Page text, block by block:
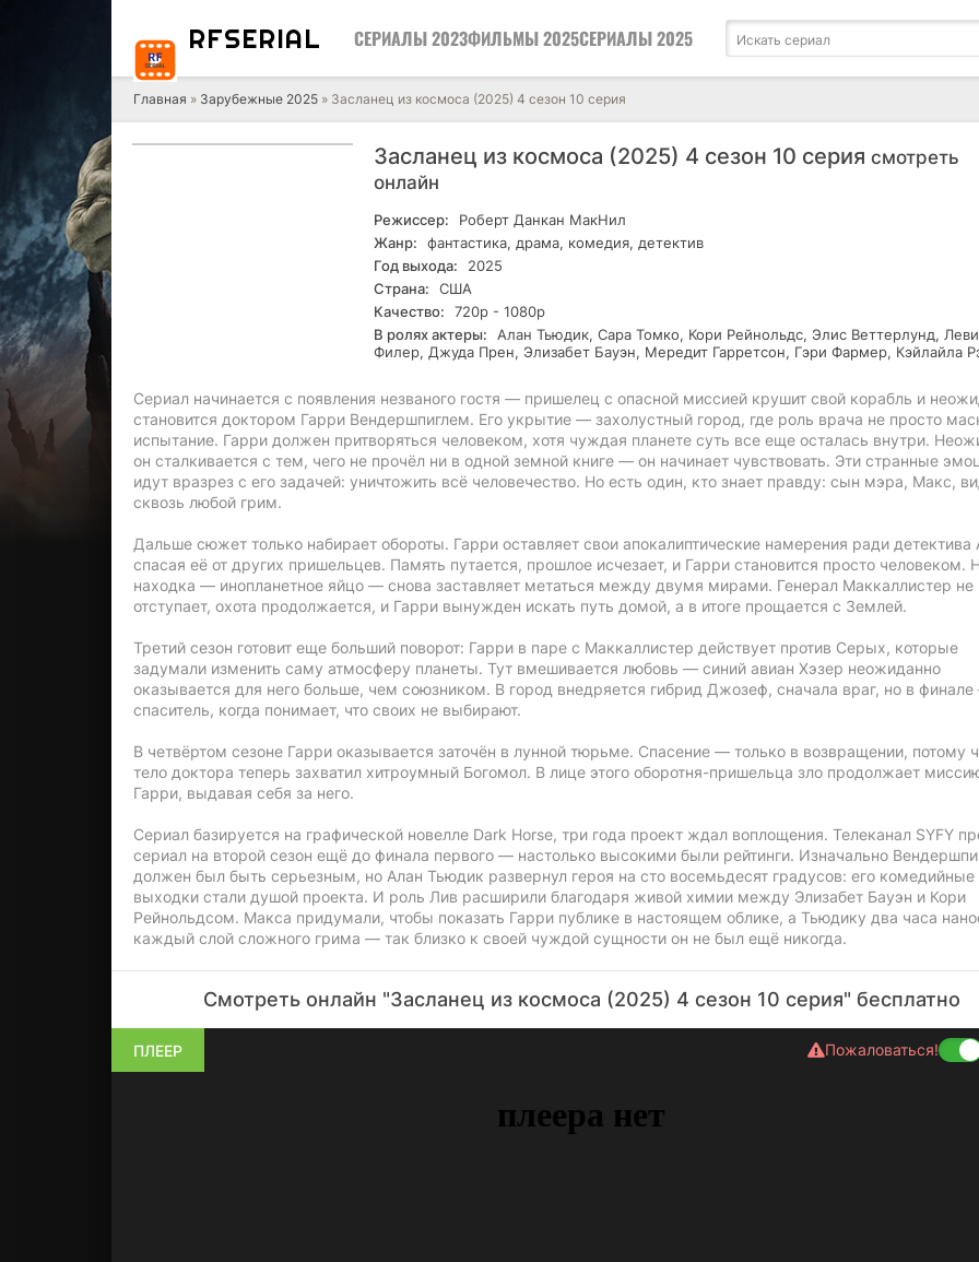
RFSERIAL СЕРИАЛЫ 2023ФИЛЬМЫ 2025СЕРИАЛЫ 2025
Главная » Зарубежные 2025 » Засланец из космоса (2025) 4 сезон 10 серия
Засланец из космоса (2025) 4 сезон 10 серия смотреть
онлайн
Режиссер:
Роберт Данкан МакНил
Жанр:
фантастика, драма, комедия, детектив
Год выхода:
2025
Страна:
США
Качество:
720р - 1080р
В ролях актеры:
Алан Тьюдик, Сара Томко, Кори Рейнольдс, Элис Веттерлунд, Леви
Филер, Джуда Прен, Элизабет Бауэн, Мередит Гарретсон, Гэри Фармер, Кэйлайла
Сериал начинается с появления незваного гостя — пришелец с опасной миссией крушит свой корабль и
становится доктором Гарри Вендершпиглем. Его укрытие — захолустный город, где роль врача не просто
испытание. Гарри должен притворяться человеком, хотя чуждая планете суть все еще осталась внутри.
он сталкивается с тем, чего не прочёл ни в одной земной книге — он начинает чувствовать. Эти странные
идут вразрез с его задачей: уничтожить всё человечество. Но есть один, кто знает правду: сын мэра, Макс,
сквозь любой грим.
Дальше сюжет только набирает обороты. Гарри оставляет свои апокалиптические намерения ради детектива
спасая её от других пришельцев. Память путается, прошлое исчезает, и Гарри становится просто человеком.
находка — инопланетное яйцо — снова заставляет метаться между двумя мирами. Генерал Маккаллистер не
отступает, охота продолжается, и Гарри вынужден искать путь домой, а в итоге прощается с Землей.
Третий сезон готовит еще больший поворот: Гарри в паре с Маккаллистер действует против Серых, которые
задумали изменить саму атмосферу планеты. Тут вмешивается любовь — синий авиан Хэзер неожиданно
оказывается для него больше, чем союзником. В город внедряется гибрид Джозеф, сначала враг, но в
спаситель, когда понимает, что своих не выбирают.
В четвёртом сезоне Гарри оказывается заточён в лунной тюрьме. Спасение — только в возвращении, потому
тело доктора теперь захватил хитроумный Богомол. В лице этого оборотня-пришельца зло продолжает
Гарри, выдавая себя за него.
Сериал базируется на графической новелле Dark Horse, три года проект ждал воплощения. Телеканал SYFY
сериал на второй сезон ещё до финала первого — настолько высокими были рейтинги. Изначально
должен был быть серьезным, но Алан Тьюдик развернул героя на сто восемьдесят градусов: его комедийные
выходки стали душой проекта. И роль Лив расширили благодаря живой химии между Элизабет Бауэн и Кори
Рейнольдсом. Макса придумали, чтобы показать Гарри публике в настоящем облике, а Тьюдику два часа
каждый слой сложного грима — так близко к своей чуждой сущности он не был ещё никогда.
Смотреть онлайн "Засланец из космоса (2025) 4 сезон 10 серия" бесплатно
ПЛЕЕР Пожаловаться!